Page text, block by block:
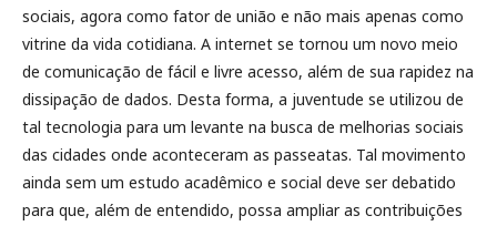
sociais, agora como fator de união e não mais apenas como
vitrine da vida cotidiana. A internet se tornou um novo meio
de comunicação de fácil e livre acesso, além de sua rapidez na
dissipação de dados. Desta forma, a juventude se utilizou de
tal tecnologia para um levante na busca de melhorias sociais
das cidades onde aconteceram as passeatas. Tal movimento
ainda sem um estudo acadêmico e social deve ser debatido
para que, além de entendido, possa ampliar as contribuições